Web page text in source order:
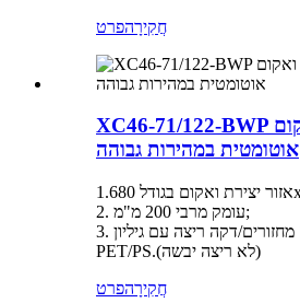
חֲקִירָהפרט
XC46-71/122-BWP מכונת יצירת ואקום
אוטומטית במהירות גבוהה
2. עומק מרבי 200 מ"מ;
3. מהיר ביותר 12 מחזורים/דקה ריצה עם גיליון
PET/PS.(לא ריצה יבשה)
חֲקִירָהפרט